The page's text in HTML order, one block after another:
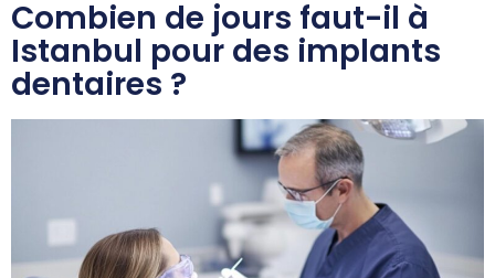
Combien de jours faut-il à
Istanbul pour des implants
dentaires ?